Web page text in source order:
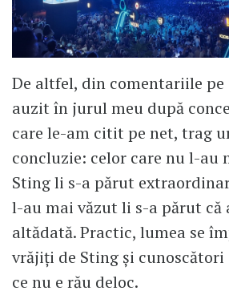
De altfel, din comentariile pe
auzit în jurul meu după
care le-am citit pe net, trag
concluzie: celor care nu l-au
Sting li s-a părut
l-au mai văzut li s-a părut că
altădată. Practic, lumea se
vrăjiți de Sting și cunoscători
ce nu e rău deloc.